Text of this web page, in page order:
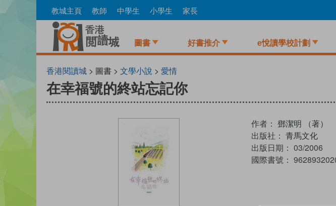
to
教城主頁 教師 中學生 小學生 家長
圖書 好書推介 e悅讀學校計劃
香港閱讀城 > 圖書 > 文學小說 > 愛情
在幸福號的終站忘記你
作者： 鄧潔明 （著）
出版社： 青馬文化
出版日期： 03/2006
國際書號：